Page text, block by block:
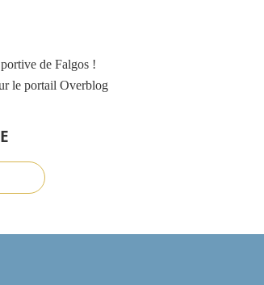
de Falgos !
le portail Overblog